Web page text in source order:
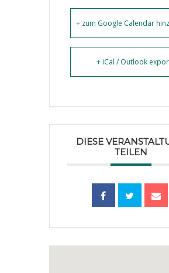
+ zum Google Calendar
+ iCal / Outlook
DIESE
TEILEN